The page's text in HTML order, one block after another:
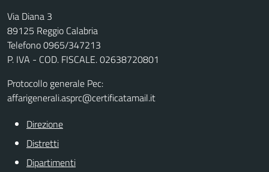
Via Diana 3
89125 Reggio Calabria
Telefono 0965/347213
P. IVA - COD. FISCALE. 02638720801
Protocollo generale Pec:
affarigenerali.asprc@certificatamail.it
Direzione
Distretti
Dipartimenti